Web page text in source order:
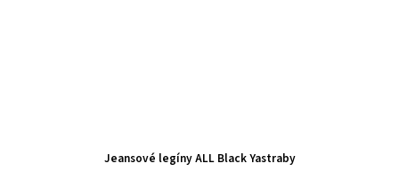
Jeansové legíny ALL Black Yastraby